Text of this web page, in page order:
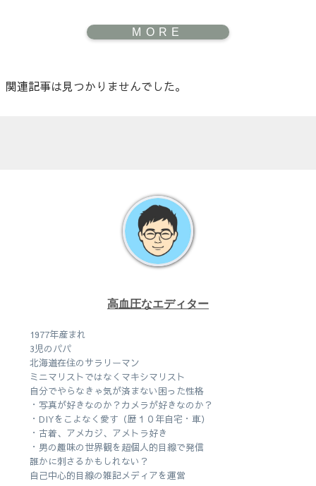
関連記事は見つかりませんでした。
高血圧なエディター
1977年産まれ
3児のパパ
北海道在住のサラリーマン
ミニマリストではなくマキシマリスト
自分でやらなきゃ気が済まない困った性格
・写真が好きなのか？カメラが好きなのか？
・DIYをこよなく愛す（歴１０年自宅・車）
・古着、アメカジ、アメトラ好き
・男の趣味の世界観を超個人的目線で発信
誰かに刺さるかもしれない？
自己中心的目線の雑記メディアを運営